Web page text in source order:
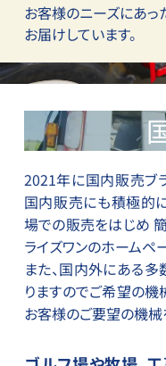
お客様のニーズにあっ
お届けしています。
2021年に国内販売ブ
国内販売にも積極的
場での販売をはじめ
ライズワンのホームペ
また、国内外にある
りますのでご希望の機
お客様のご要望の機械